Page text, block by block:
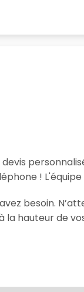
!
besoin.
la hauteur de